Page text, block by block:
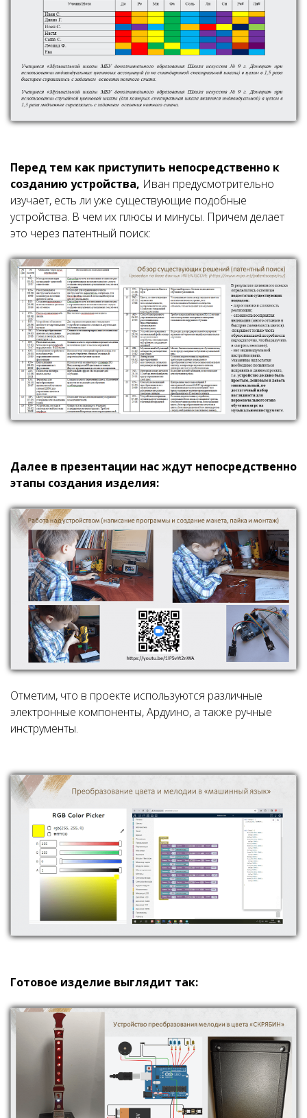
Перед тем как приступить непосредственно к
созданию устройства, Иван предусмотрительно
изучает, есть ли уже существующие подобные
устройства. В чем их плюсы и минусы. Причем делает
это через патентный поиск:
Далее в презентации нас ждут непосредственно
этапы создания изделия:
Отметим, что в проекте используются различные
электронные компоненты, Ардуино, а также ручные
инструменты.
Готовое изделие выглядит так: